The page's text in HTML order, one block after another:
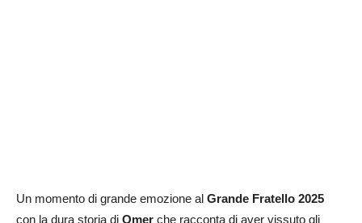
Un momento di grande emozione al Grande Fratello 2025
con la dura storia di Omer che racconta di aver vissuto gli